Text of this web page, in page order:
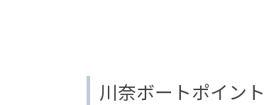
川奈ボートポイント